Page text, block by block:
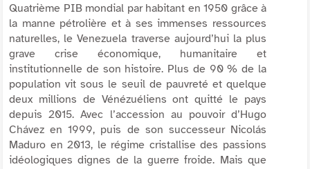
Quatrième PIB mondial par habitant en 1950 grâce à
la manne pétrolière et à ses immenses ressources
naturelles, le Venezuela traverse aujourd’hui la plus
grave crise économique, humanitaire et
institutionnelle de son histoire. Plus de 90 % de la
population vit sous le seuil de pauvreté et quelque
deux millions de Vénézuéliens ont quitté le pays
depuis 2015. Avec l’accession au pouvoir d’Hugo
Chávez en 1999, puis de son successeur Nicolás
Maduro en 2013, le régime cristallise des passions
idéologiques dignes de la guerre froide. Mais que